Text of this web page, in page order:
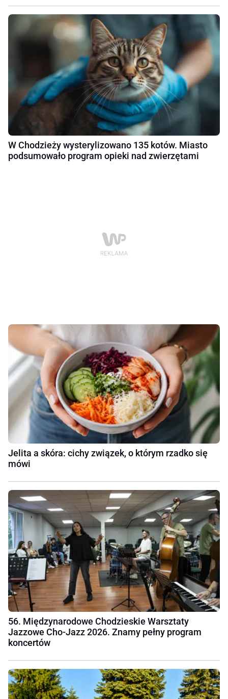
W Chodzieży wysterylizowano 135 kotów. Miasto
podsumowało program opieki nad zwierzętami
Jelita a skóra: cichy związek, o którym rzadko się
mówi
56. Międzynarodowe Chodzieskie Warsztaty
Jazzowe Cho-Jazz 2026. Znamy pełny program
koncertów